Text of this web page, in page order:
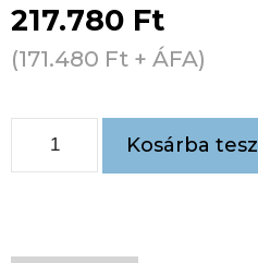
217.780 Ft
(171.480 Ft + ÁFA)
Kosárba tesz